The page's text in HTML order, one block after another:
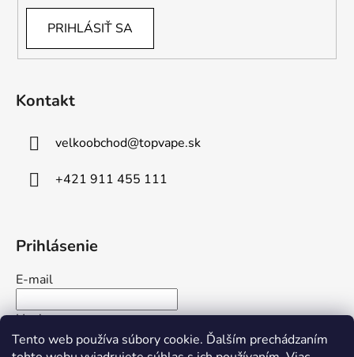
Tento web používa súbory cookie. Ďalším prechádzaním
PRIHLÁSIŤ SA
Kontakt
velkoobchod@topvape.sk
+421 911 455 111
Prihlásenie
E-mail
Heslo